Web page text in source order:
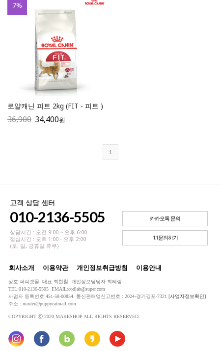
7%
로얄캐닌 피트 2kg (FIT - 피트 )
36,900 34,400원
1
고객 상담 센터
010-2136-5505
상담시간 : 오전 9:00 ~ 오후 6:00
점심시간 : 오후 1:00 - 오후 2:00
(토, 일, 공휴일 휴무)
카카오톡 문의
1:1문의하기
회사소개 이용약관 개인정보취급방침 이용안내
상호:퍼피캣몰 대표:최현철 개인정보담당자:최혜림
TEL:010-2136-5505 EMAIL:codlab@super.com
사업자 등록번호:451-58-00854 통신판매업신고번호 : 2024-경기김포-7321 [사업자정보확인]
주소 : master@puppycatmall.com
COPYRIGHT ⓒ 2020 MAKESHOP ALL RIGHTS RESERVED.